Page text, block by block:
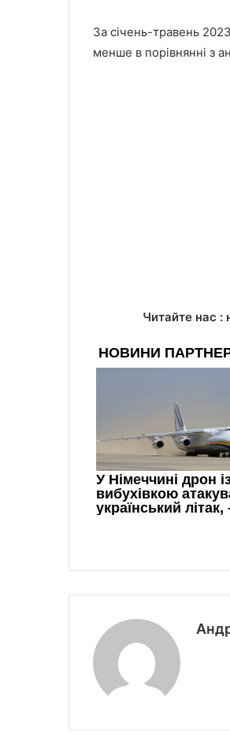
За січень-травень
менше в порівнянні з
Читайте нас :